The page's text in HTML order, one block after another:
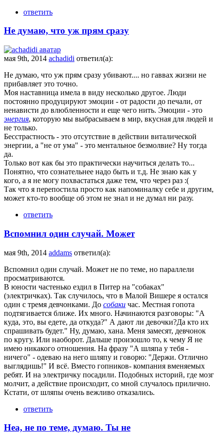
ответить
Не думаю, что уж прям сразу
мая 9th, 2014 achadidi ответил(а):
Не думаю, что уж прям сразу убивают.... но гаввах жизни не
прибавляет это точно.
Моя наставница имела в виду несколько другое. Люди
постоянно продуцируют эмоции - от радости до печали, от
ненависти до влюбленности и еще чего нить. Эмоции - это
энергия, которую мы выбрасываем в мир, вкусная для людей и
не только.
Бесстрастность - это отсутствие в действии виталической
энергии, а "не от ума" - это ментальное безмолвие? Ну тогда
да.
Только вот как бы это практически научиться делать то...
Понятно, что сознательнее надо быть и т.д. Не знаю как у
кого, а я не могу похвастаться даже тем, что через раз :(
Так что я перепостила просто как напоминалку себе и другим,
может кто-то вообще об этом не знал и не думал ни разу.
ответить
Вспомнил один случай. Может
мая 9th, 2014 addams ответил(а):
Вспомнил один случай. Может не по теме, но параллели
просматриваются.
В юности частенько ездил в Питер на "собаках"
(электричках). Так случилось, что в Малой Вишере я остался
один с тремя девчонками. До собаки час. Местная гопота
подтягивается ближе. Их много. Начинаются разговоры: "А
куда, это, вы едете, да откуда?" А дают ли девочки?Да кто их
спрашивать будет." Ну, думаю, хана. Меня замесят, девчонок
по кругу. Или наоборот. Дальше произошло то, к чему Я не
имею никакого отношения. На фразу "А шляпа у тебя -
ничего" - одеваю на него шляпу и говорю: "Держи. Отлично
выглядишь!" И всё. Вместо гопников- компания вменяемых
ребят. И на электричку посадили. Подобных историй, где мозг
молчит, а действие происходит, со мной случалось прилично.
Кстати, от шляпы очень вежливо отказались.
ответить
Неа, не по теме, думаю. Ты не